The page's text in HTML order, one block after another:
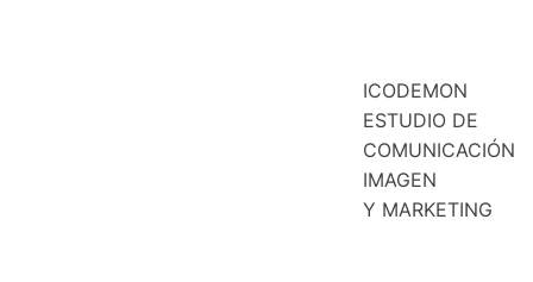
ICODEMON
ESTUDIO DE
COMUNICACIÓN
IMAGEN
Y MARKETING